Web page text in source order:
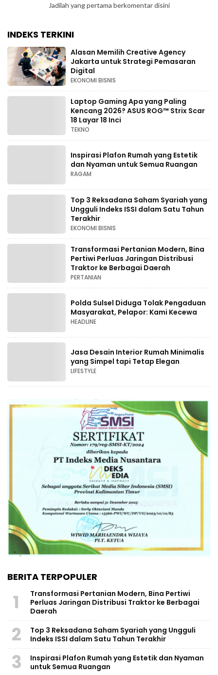
Jadilah yang pertama berkomentar disini
INDEKS TERKINI
Alasan Memilih Creative Agency
Jakarta untuk Strategi Pemasaran
Digital
EKONOMI BISNIS
Laptop Gaming Apa yang Paling
Kencang 2026? ASUS ROG™ Strix Scar
18 Layar 18 Inci
TEKNO
Inspirasi Plafon Rumah yang Estetik
dan Nyaman untuk Semua Ruangan
RAGAM
Top 3 Reksadana Saham Syariah yang
Ungguli Indeks ISSI dalam Satu Tahun
Terakhir
EKONOMI BISNIS
Transformasi Pertanian Modern, Bina
Pertiwi Perluas Jaringan Distribusi
Traktor ke Berbagai Daerah
PERTANIAN
Polda Sulsel Diduga Tolak Pengaduan
Masyarakat, Pelapor: Kami Kecewa
HEADLINE
Jasa Desain Interior Rumah Minimalis
yang Simpel tapi Tetap Elegan
LIFESTYLE
BERITA TERPOPULER
1
Transformasi Pertanian Modern, Bina Pertiwi
Perluas Jaringan Distribusi Traktor ke Berbagai
Daerah
2
Top 3 Reksadana Saham Syariah yang Ungguli
Indeks ISSI dalam Satu Tahun Terakhir
3
Inspirasi Plafon Rumah yang Estetik dan Nyaman
untuk Semua Ruangan